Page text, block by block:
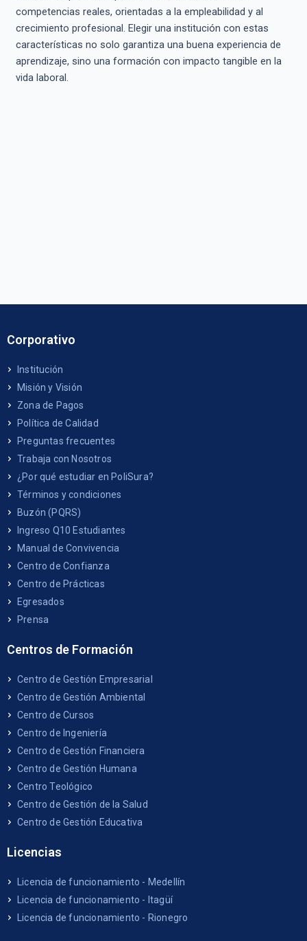
competencias reales, orientadas a la empleabilidad y al
crecimiento profesional. Elegir una institución con estas
características no solo garantiza una buena experiencia de
aprendizaje, sino una formación con impacto tangible en la
vida laboral.
Corporativo
Institución
Misión y Visión
Zona de Pagos
Política de Calidad
Preguntas frecuentes
Trabaja con Nosotros
¿Por qué estudiar en PoliSura?
Términos y condiciones
Buzón (PQRS)
Ingreso Q10 Estudiantes
Manual de Convivencia
Centro de Confianza
Centro de Prácticas
Egresados
Prensa
Centros de Formación
Centro de Gestión Empresarial
Centro de Gestión Ambiental
Centro de Cursos
Centro de Ingeniería
Centro de Gestión Financiera
Centro de Gestión Humana
Centro Teológico
Centro de Gestión de la Salud
Centro de Gestión Educativa
Licencias
Licencia de funcionamiento - Medellín
Licencia de funcionamiento - Itagüí
Licencia de funcionamiento - Rionegro